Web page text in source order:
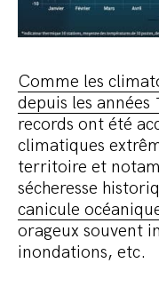
Comme les
depuis les années
records ont été
climatiques
territoire et
sécheresse
canicule
orageux souvent
inondations, etc.